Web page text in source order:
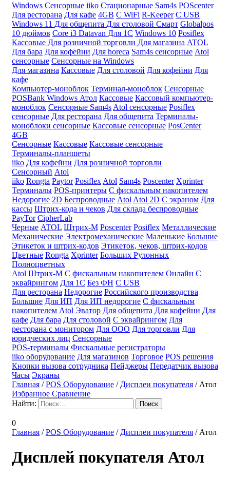
Windows Сенсорные iiko Стационарные Sam4s POScenter
Для ресторана Для кафе 4GB С WiFi R-Keeper С USB
Windows 11 Для общепита Для столовой Смарт Globalpos
10 дюймов Core i3 Datavan Для 1С Windows 10 Posiflex
Кассовые Для розничной торговли Для магазина ATOL
Для бара Для кофейни Для horeca Sam4s сенсорные Atol
сенсорные Сенсорные на Windows
Для магазина Кассовые Для столовой Для кофейни Для
кафе
Компьютер-моноблок Терминал-моноблок Сенсорные
POSBank Windows Атол Кассовые Кассовый компьютер-
моноблок Сенсорные Sam4s Atol сенсорные Posiflex
сенсорные Для ресторана Для общепита Терминалы-
моноблоки сенсорные Кассовые сенсорные PosCenter
4GB
Сенсорные Кассовые Кассовые сенсорные
Терминалы-планшеты
iiko Для кофейни Для розничной торговли
Сенсорный Atol
iiko Rongta Paytor Posiflex Atol Sam4s Poscenter Xprinter
Терминалы POS-принтеры С фискальным накопителем
Недорогие 2D Беспроводные Atol Atol 2D С экраном Для
кассы Штрих-кода и чеков Для склада беспроводные
PayTor CipherLab
Черные ATOL Штрих-М Poscenter Posiflex Металлические
Механические Электромеханические Маленькие Большие
Этикеток и штрих-кодов Этикеток, чеков, штрих-кодов
Цветные Rongta Xprinter Больших Рулонных
Полноцветных
Atol Штрих-М С фискальным накопителем Онлайн С
эквайрингом Для 1С Без ФН С USB
Для ресторана Недорогие Российского производства
Большие Для ИП Для ИП недорогие С фискальным
накопителем Atol Эватор Для общепита Для кофейни Для
кафе Для бара Для столовой С эквайрингом Для
ресторана с монитором Для ООО Для торговли Для
юридческих лиц Сенсорные
POS-терминалы Фискальные регистраторы
iiko оборудование Для магазинов Торговое POS решения
Кнопки вызова сотрудника Пейджеры Передатчик вызова
Часы Экраны
Главная /POS Оборудование / Дисплеи покупателя / Атол
Избранное Сравнение
Найти:
0
Главная /POS Оборудование / Дисплеи покупателя / Атол
Дисплей покупателя Атол